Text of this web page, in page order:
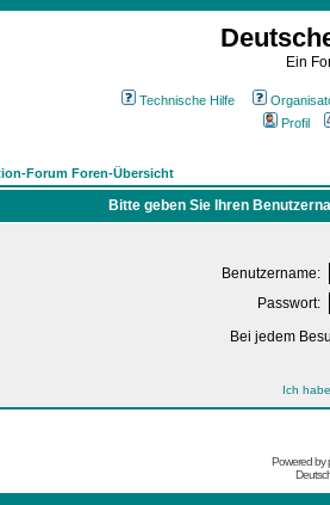
Ein
Technische Hilfe
Profil
Forum Foren-Übersicht
Bitte geben Sie Ihren
Benutzername:
Passwort:
Bei jedem
Ich
Powered by